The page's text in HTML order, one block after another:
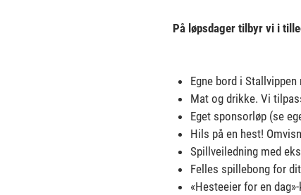
På løpsdager tilbyr vi i
Egne bord i
Mat og drikke. Vi
Eget sponsorløp (se
Hils på en hest!
Spillveiledning med
Felles spillebong for
«Hesteeier for en